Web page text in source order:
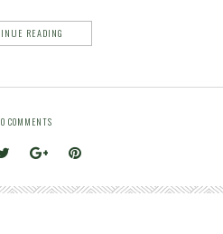
READING
COMMENTS